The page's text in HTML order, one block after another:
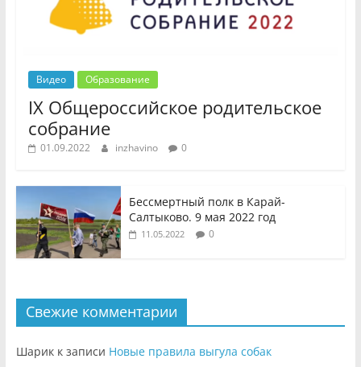
Видео Образование
IX Общероссийское родительское
собрание
01.09.2022 inzhavino 0
Бессмертный полк в Карай-
Салтыково. 9 мая 2022 год
11.05.2022 0
Свежие комментарии
Шарикк записи Новые правила выгула собак